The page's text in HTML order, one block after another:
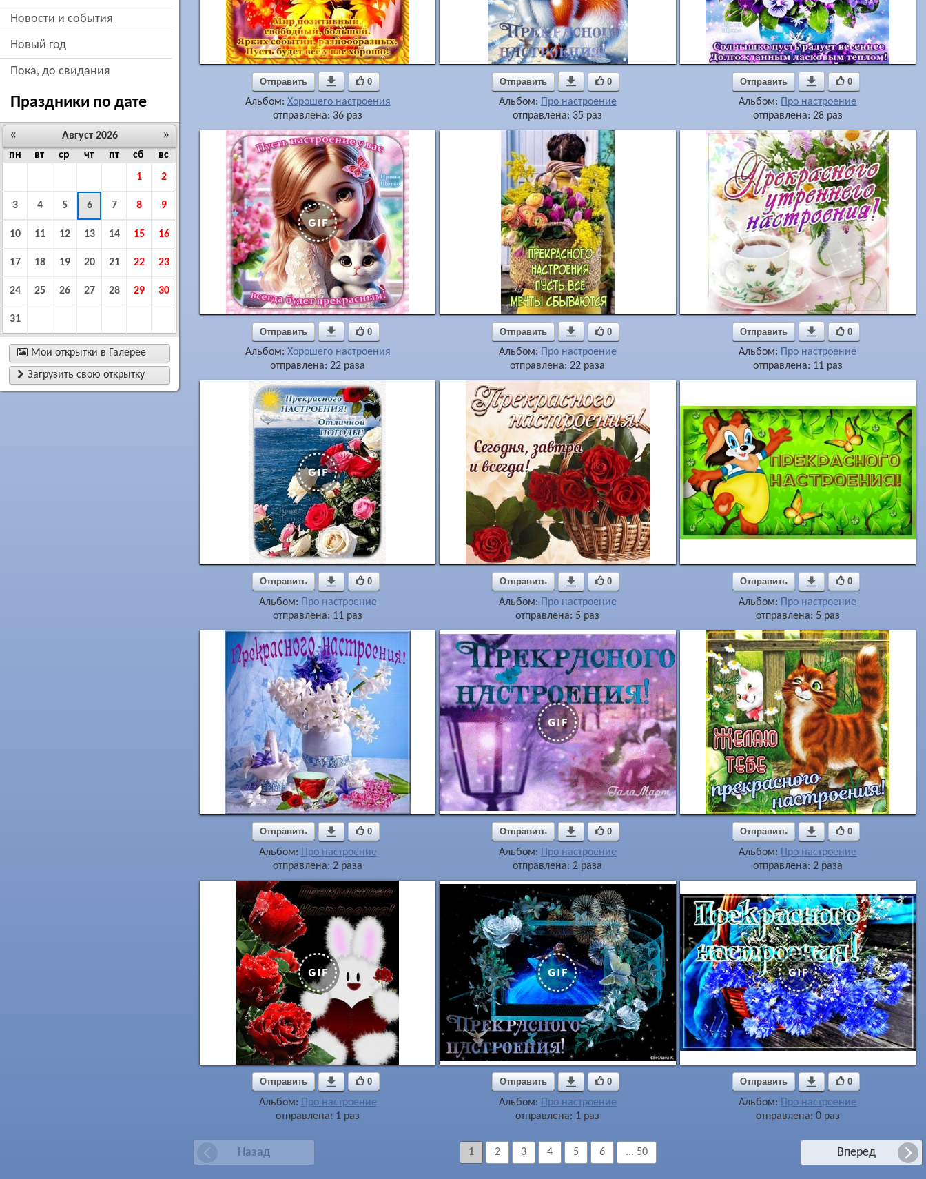
новости и события
новый год
пока, до свидания
Праздники по дате
« »
Август 2026
пн
вт ср чт пт сб
вс
1
2
3 4 5 6 7 8 9
10 11 12 13 14 15 16
17 18 19 20 21 22 23
24 25 26 27 28 29 30
31
 Мои открытки в Галерее
 Загрузить свою открытку
Отправить  0
Альбом: Хорошего настроения
отправлена: 36 раз
Отправить  0
Альбом:
Про настроение
отправлена: 35 раз
Отправить  0
Альбом:
Про настроение
отправлена: 28 раз
Отправить  0
Альбом: Хорошего настроения
отправлена: 22 раза
Отправить  0
Альбом:
Про настроение
отправлена: 22 раза
Отправить  0
Альбом:
Про настроение
отправлена: 11 раз
Отправить  0
Альбом:
Про настроение
отправлена: 11 раз
Отправить  0
Альбом:
Про настроение
отправлена: 5 раз
Отправить  0
Альбом:
Про настроение
отправлена: 5 раз
Отправить  0
Альбом:
Про настроение
отправлена: 2 раза
Отправить  0
Альбом:
Про настроение
отправлена: 2 раза
Отправить  0
Альбом:
Про настроение
отправлена: 2 раза
Отправить  0
Альбом:
Про настроение
отправлена: 1 раз
Отправить  0
Альбом:
Про настроение
отправлена: 1 раз
Отправить  0
Альбом:
Про настроение
отправлена: 0 раз
Назад Вперед
1 2 3 4 5 6 ... 50